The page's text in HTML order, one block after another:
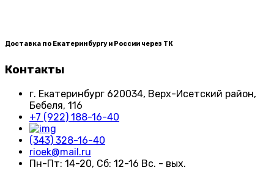
Доставка по Екатеринбургу и России через ТК
Контакты
г. Екатеринбург​ 620034, Верх-Исетский район,
Бебеля, 116
+7 (922) 188-16-40
(343) 328-16-40
rioek@mail.ru
Пн-Пт: 14-20, Сб: 12-16 Вс. - вых.